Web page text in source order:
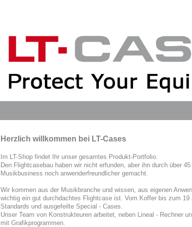
Herzlich willkommen bei LT-Cases
Im LT-Shop findet Ihr unser gesamtes Produkt-Portfolio.
Den Flightcasebau haben wir nicht erfunden, aber ihn durch über
Musikbusiness noch anwenderfreundlicher gemacht.
Wir kommen aus der Musikbranche und wissen, aus eigenen
wichtig ein gut durchdachtes Flightcase ist. Vom Koffer bis zum 19
Standards und ausgefeilte Special - Cases.
Unser Team von Konstrukteuren arbeitet, neben Lineal - Rechner
mit Grafikprogrammen.